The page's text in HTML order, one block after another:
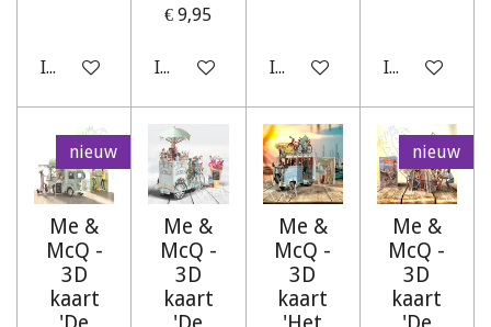
In winkelwagen
€ 9,95
In winkelwagenIn winkelwagenIn
nieuw
Me &
McQ -
3D
kaart
Me &
McQ -
3D
kaart
Me &
McQ -
3D
kaart
nieuw
Me &
McQ -
3D
kaart